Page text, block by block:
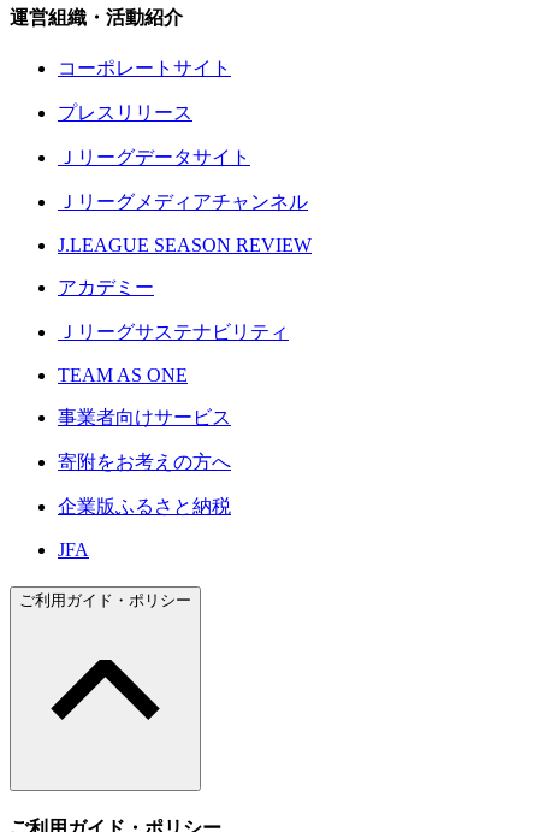
運営組織・活動紹介
コーポレートサイト
プレスリリース
Ｊリーグデータサイト
Ｊリーグメディアチャンネル
J.LEAGUE SEASON REVIEW
アカデミー
Ｊリーグサステナビリティ
TEAM AS ONE
事業者向けサービス
寄附をお考えの方へ
企業版ふるさと納税
JFA
ご利用ガイド・ポリシー